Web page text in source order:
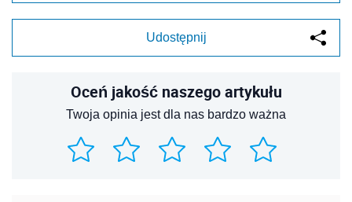
Udostępnij
Oceń jakość naszego artykułu
Twoja opinia jest dla nas bardzo ważna